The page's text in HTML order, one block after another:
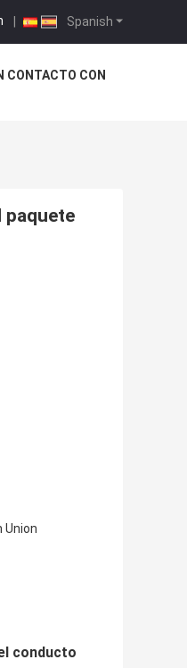
Spanish
|
CONTACTO CON
paquete
Union
conducto